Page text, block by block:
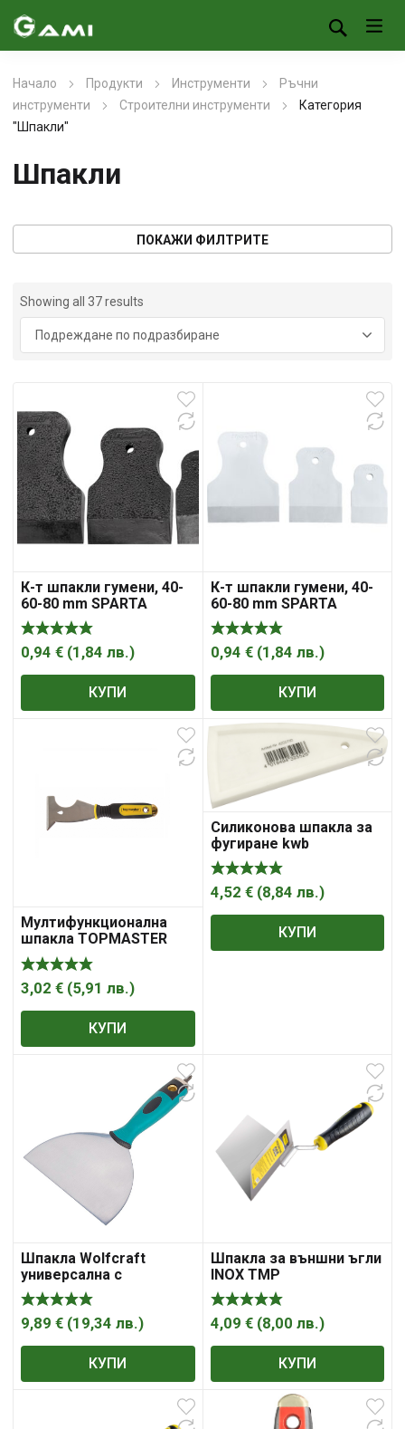
Начало Продукти Инструменти
Ръчни
инструменти
Строителни инструменти
Категория
"Шпакли"
Шпакли
ПОКАЖИ ФИЛТРИТЕ
Showing all 37 results
К-т шпакли гумени, 40-
60-80 mm SPARTA
0,94 € (1,84 лв.)
КУПИ
К-т шпакли гумени, 40-
60-80 mm SPARTA
0,94 € (1,84 лв.)
КУПИ
Мултифункционална
шпакла TOPMASTER
3,02 € (5,91 лв.)
КУПИ
Силиконова шпакла за
фугиране kwb
4,52 € (8,84 лв.)
КУПИ
Шпакла Wolfcraft
универсална с
пластмасова дръжка
150 мм
9,89 € (19,34 лв.)
КУПИ
Шпакла за външни ъгли
INOX TMP
4,09 € (8,00 лв.)
КУПИ